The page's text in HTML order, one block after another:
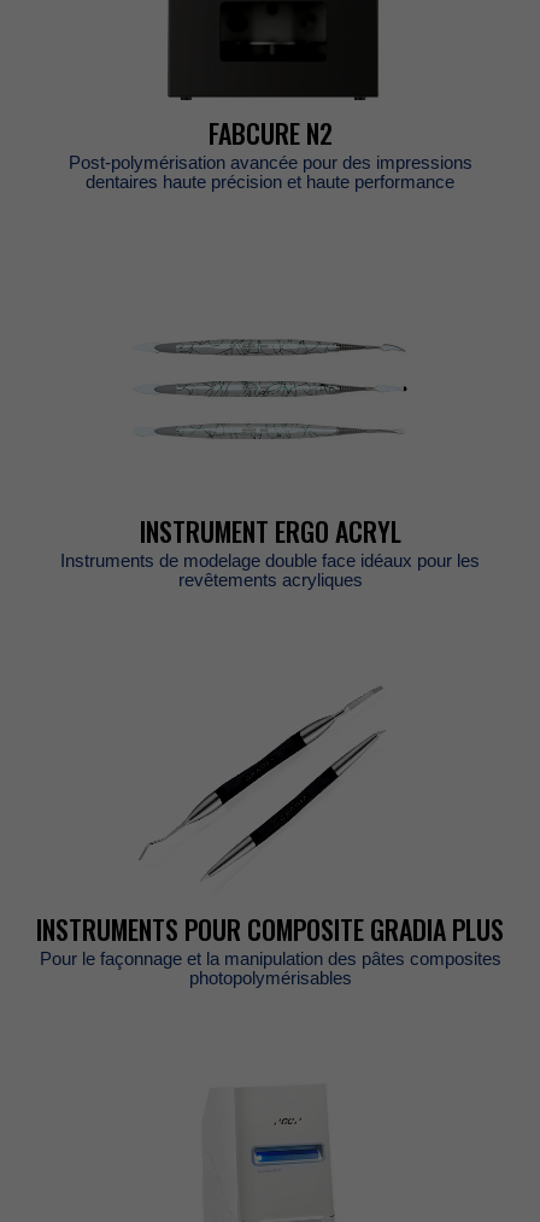
FABCUREN2
Post-polymérisationavancéepourdesimpressions
dentaireshauteprécisionethauteperformance
INSTRUMENTERGOACRYL
Instrumentsdemodelagedoublefaceidéauxpourles
revêtementsacryliques
INSTRUMENTSPOURCOMPOSITEGRADIAPLUS
Pourlefaçonnageetlamanipulationdespâtescomposites
photopolymérisables